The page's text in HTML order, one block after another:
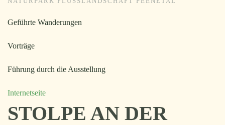
Geführte Wanderungen
Vorträge
Führung durch die Ausstellung
Internetseite
STOLPE AN DER